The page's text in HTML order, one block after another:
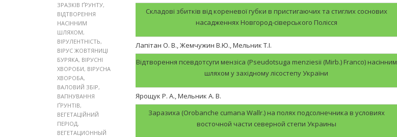
ЗРАЗКІВ ҐРУНТУ,
ВІДТВОРЕННЯ
НАСІННИМ
ШЛЯХОМ,
ВІРУЛЕНТНІСТЬ,
ВІРУС ЖОВТЯНИЦІ
БУРЯКА, ВІРУСНІ
ХВОРОБИ, ВІРУСНА
ХВОРОБА,
ВАЛОВИЙ ЗБІР,
ВАПНУВАННЯ
ҐРУНТІВ,
ВЕГЕТАЦІЙНИЙ
ПЕРІОД,
ВЕГЕТАЦИОННЫЙ
Складові збитків від кореневої губки в пристигаючих та стиглих соснових
насадженнях Новгород-сіверського Полісся
Лапітан О. В., Жемчужин В.Ю., Мельник Т.І.
Відтворення псевдотсуги мензіса (Pseudotsuga menziesii (Mirb.) Franco) насінним
шляхом у західному лісостепу України
Ярощук Р. А., Мельник А. В.
Заразиха (Orobanche cumana Wallr.) на полях подсолнечника в условиях
восточной части северной степи Украины